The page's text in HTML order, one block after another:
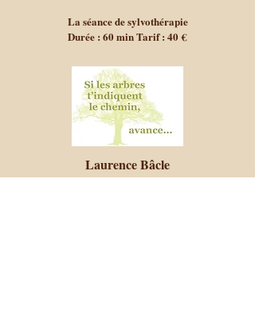
La séance de sylvothérapie
Durée : 60 min Tarif : 40 €
Laurence Bâcle